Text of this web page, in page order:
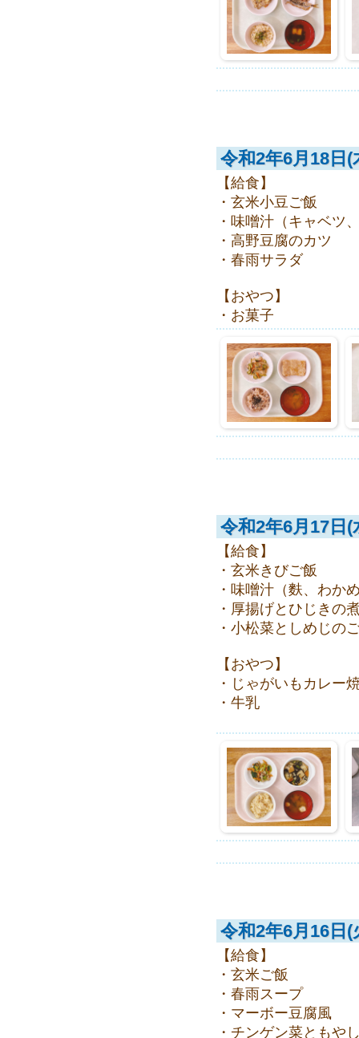
令和2年6月18日(
【給食】
・玄米小豆ご飯
・味噌汁（キャベツ
・高野豆腐のカツ
・春雨サラダ
【おやつ】
・お菓子
令和2年6月17日(
【給食】
・玄米きびご飯
・味噌汁（麩、わか
・厚揚げとひじきの
・小松菜としめじの
【おやつ】
・じゃがいもカレー
・牛乳
令和2年6月16日(
【給食】
・玄米ご飯
・春雨スープ
・マーボー豆腐風
・チンゲン菜ともや